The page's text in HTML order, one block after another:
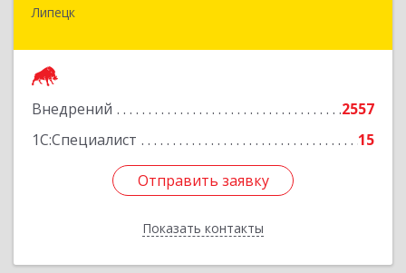
Липецк
Внедрений
2557
1С:Специалист
15
Отправить заявку
Показать контакты
398001, Липецкая обл, Липецк г, Победы пл,
Отправить заявку
Назад